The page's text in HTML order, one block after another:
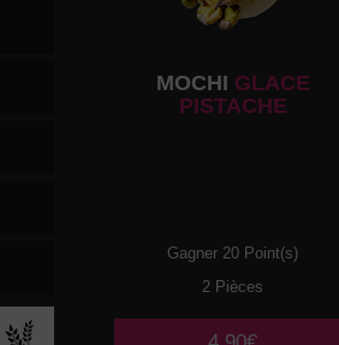
MOCHI GLACE
PISTACHE
Gagner 20 Point(s)
2 Pièces